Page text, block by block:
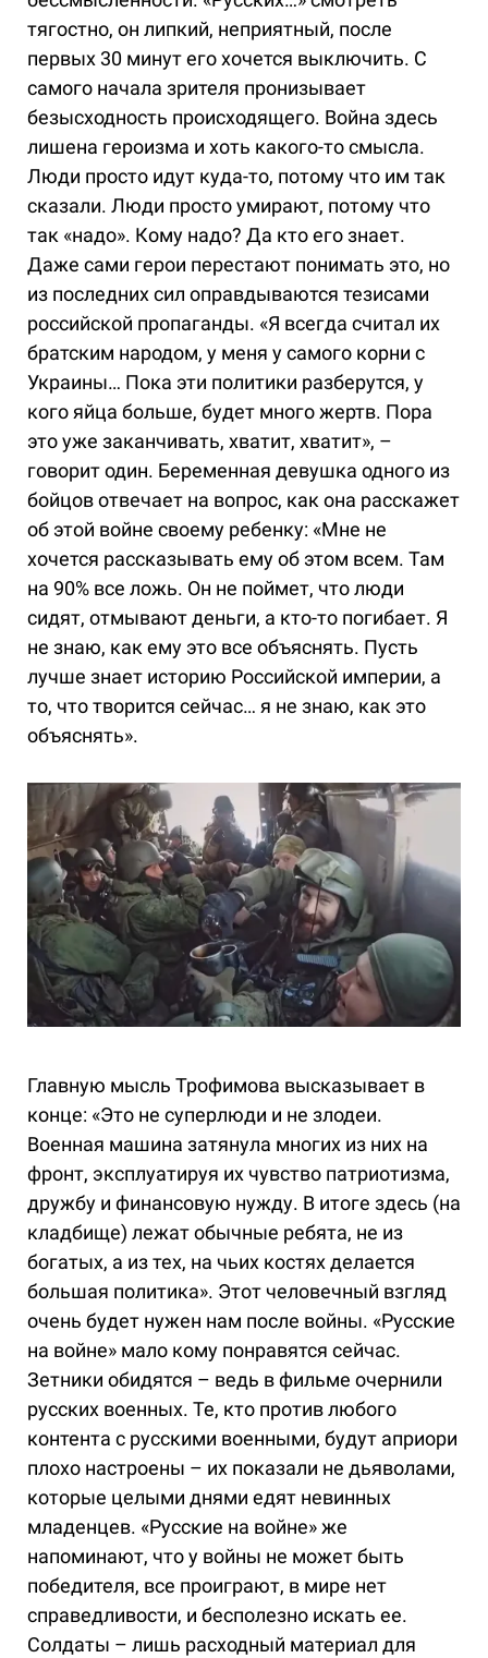
тягостно, он липкий, неприятный, после
первых 30 минут его хочется выключить. С
самого начала зрителя пронизывает
безысходность происходящего. Война здесь
лишена героизма и хоть какого-то смысла.
Люди просто идут куда-то, потому что им так
сказали. Люди просто умирают, потому что
так «надо». Кому надо? Да кто его знает.
Даже сами герои перестают понимать это, но
из последних сил оправдываются тезисами
российской пропаганды. «Я всегда считал их
братским народом, у меня у самого корни с
Украины… Пока эти политики разберутся, у
кого яйца больше, будет много жертв. Пора
это уже заканчивать, хватит, хватит», –
говорит один. Беременная девушка одного из
бойцов отвечает на вопрос, как она расскажет
об этой войне своему ребенку: «Мне не
хочется рассказывать ему об этом всем. Там
на 90% все ложь. Он не поймет, что люди
сидят, отмывают деньги, а кто-то погибает. Я
не знаю, как ему это все объяснять. Пусть
лучше знает историю Российской империи, а
то, что творится сейчас… я не знаю, как это
объяснять».
Главную мысль Трофимова высказывает в
конце: «Это не суперлюди и не злодеи.
Военная машина затянула многих из них на
фронт, эксплуатируя их чувство патриотизма,
дружбу и финансовую нужду. В итоге здесь (на
кладбище) лежат обычные ребята, не из
богатых, а из тех, на чьих костях делается
большая политика». Этот человечный взгляд
очень будет нужен нам после войны. «Русские
на войне» мало кому понравятся сейчас.
Зетники обидятся – ведь в фильме очернили
русских военных. Те, кто против любого
контента с русскими военными, будут априори
плохо настроены – их показали не дьяволами,
которые целыми днями едят невинных
младенцев. «Русские на войне» же
напоминают, что у войны не может быть
победителя, все проиграют, в мире нет
справедливости, и бесполезно искать ее.
Солдаты – лишь расходный материал для